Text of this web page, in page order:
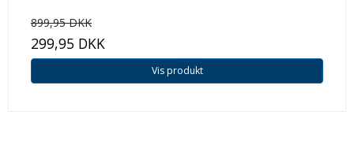
899,95 DKK
299,95 DKK
Vis produkt